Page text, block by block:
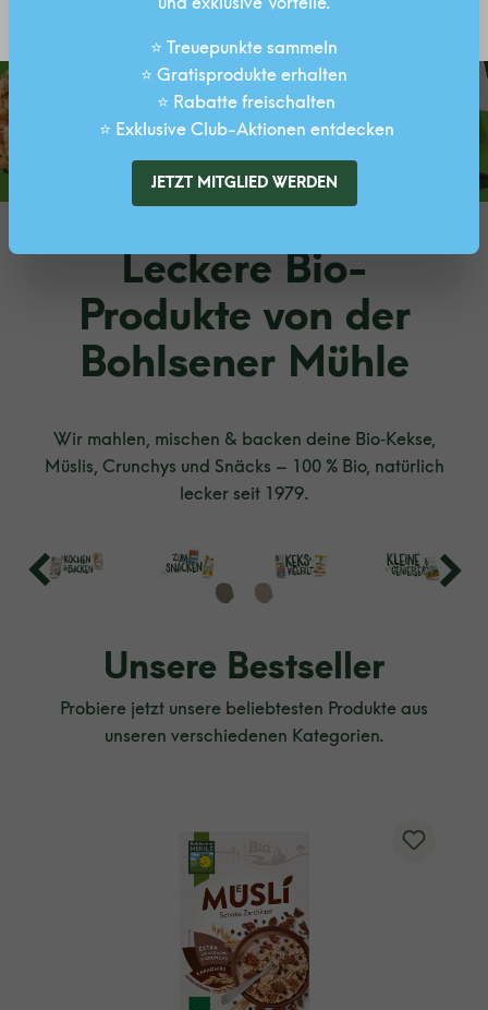
Leckere Bio-
Produkte von der
Bohlsener Mühle
Wir mahlen, mischen & backen deine Bio‑Kekse,
Müslis, Crunchys und Snäcks – 100 % Bio, natürlich
lecker seit 1979.
Unsere Bestseller
Probiere jetzt unsere beliebtesten Produkte aus
unseren verschiedenen Kategorien.
⭐ Treuepunkte sammeln
⭐ Gratisprodukte erhalten
⭐ Rabatte freischalten
⭐ Exklusive Club-Aktionen entdecken
JETZT MITGLIED WERDEN
SPEICHERN